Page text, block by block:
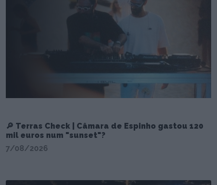
🔎 Terras Check | Câmara de Espinho gastou 120
mil euros num "sunset"?
7/08/2026